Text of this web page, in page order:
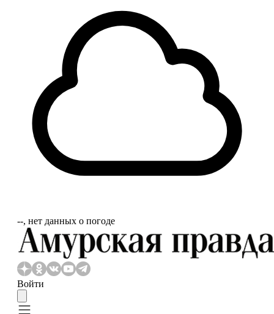
‐‐, нет данных о погоде
Войти